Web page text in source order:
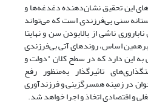
این تحقیق نشان‌دهنده دغدغه‌ها و
سنی بی‌فرزندی است که می‌تواند
ناشی از بالابودن سن و نهایتا
اساس، روندهای آتی بی‌فرزندی
به این دارد که در سطح کلان "دولت و
تاثیرگذار به‌منظور رفع
در زمینه همسرگزینی و فرزندآوری
و اقتصادی اتخاذ و اجرا خواهد شد.